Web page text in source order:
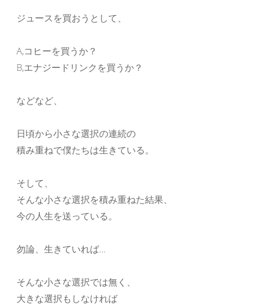
ジュースを買おうとして、
A,コヒーを買うか？
B,エナジードリンクを買うか？
などなど、
日頃から小さな選択の連続の
積み重ねで僕たちは生きている。
そして、
そんな小さな選択を積み重ねた結果、
今の人生を送っている。
勿論、生きていれば…
そんな小さな選択では無く、
大きな選択もしなければ